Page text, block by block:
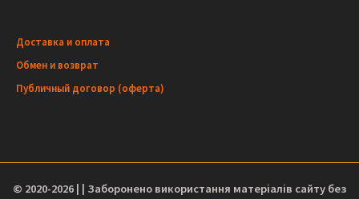
Доставка и оплата
Обмен и возврат
Публичный договор (оферта)
© 2020-2026 | | Заборонено використання матеріалів сайту без